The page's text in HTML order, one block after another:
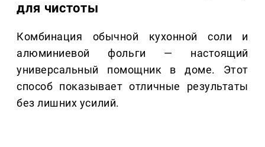
для чистоты
Комбинация обычной кухонной соли и
алюминиевой фольги — настоящий
универсальный помощник в доме. Этот
способ показывает отличные результаты
без лишних усилий.